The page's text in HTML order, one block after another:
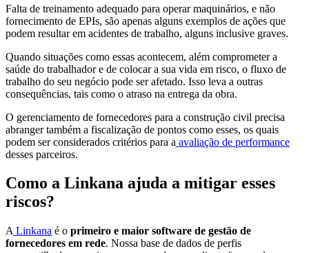
Falta de treinamento adequado para operar maquinários, e não
fornecimento de EPIs, são apenas alguns exemplos de ações que
podem resultar em acidentes de trabalho, alguns inclusive graves.
Quando situações como essas acontecem, além comprometer a
saúde do trabalhador e de colocar a sua vida em risco, o fluxo de
trabalho do seu negócio pode ser afetado. Isso leva a outras
consequências, tais como o atraso na entrega da obra.
O gerenciamento de fornecedores para a construção civil precisa
abranger também a fiscalização de pontos como esses, os quais
podem ser considerados critérios para a avaliação de performance
desses parceiros.
Como a Linkana ajuda a mitigar esses
riscos?
A Linkana é o primeiro e maior software de gestão de
fornecedores em rede. Nossa base de dados de perfis